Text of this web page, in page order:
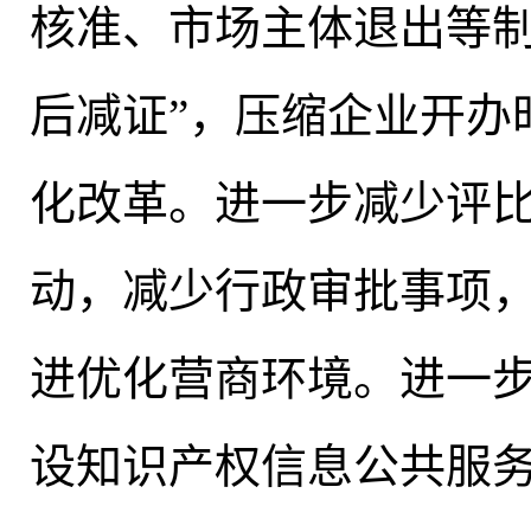
核准、市场主体退出等
后减证”， 压缩企业开办
化改革。 进一步减少评
动，减少行政审批事项
进优化营商环境。 进一
设知识产权信息公共服